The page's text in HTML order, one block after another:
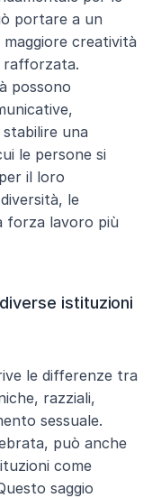
portare a un
creatività
rafforzata.
possono
una
le persone si
il loro
le
forza lavoro più
istituzioni
le differenze tra
razziali,
sessuale.
può anche
come
saggio